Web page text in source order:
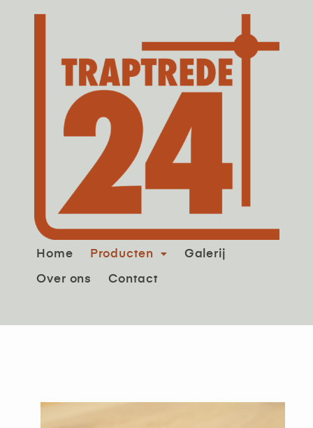
Home Producten Galerij
Over ons Contact